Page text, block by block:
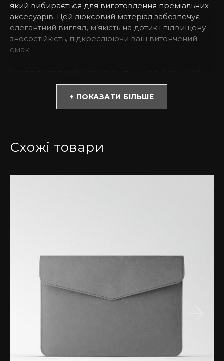
який вибирається для виготовлення преміальних
аксесуарів. Цей люксовий матеріал забезпечує
елегантний вигляд, м’якість на дотик і підвищену
зносостійкість, підкреслюючи ваш витончений
смак.
ідеально доповнити ваш стиль: Чорний, голубий,
капучіно, темно-синій, темно-зелений, зелений,
Кожен чохол створюється вручну нашими
майстрами, які приділяють увагу шкірній деталі,
Особливості чохла з чорної текстурної шкіри:
Люксовий матеріал: чорна текстурна шкіра,
відома своєю якістю, тепер захищає ваш пристрій,
+ ПОКАЗАТИ БІЛЬШЕ
Схожі товари